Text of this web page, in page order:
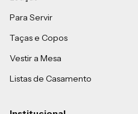
Para Servir
Taças e Copos
Vestir a Mesa
Listas de Casamento